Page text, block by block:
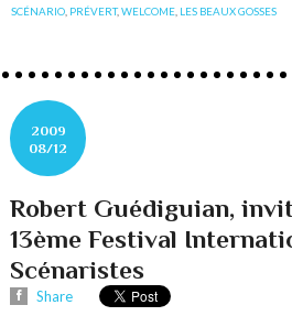
SCÉNARIO PRÉVERT,WELCOME LES BEAUX GOSSES
2009
08/12
Robert Guédiguian,
13ème Festival
Scénaristes
Share